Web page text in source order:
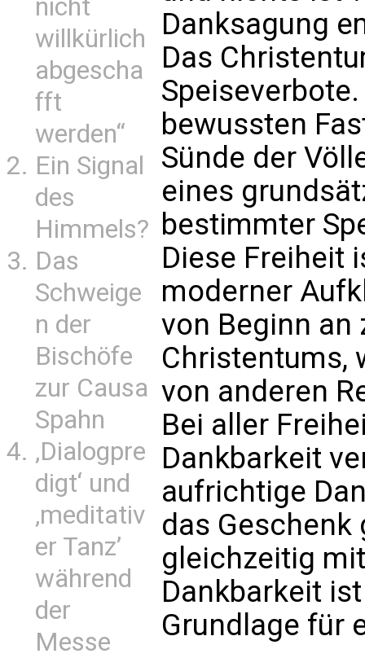
nicht
willkürlich
abgescha
fft
werden“
Ein Signal
des
Himmels?
Das
Schweige
n der
Bischöfe
zur Causa
Spahn
‚Dialogpre
digt‘ und
‚meditativ
er Tanz’
während
der
Messe
Danksagung
Das
bewussten
Sünde der
eines
bestimmter
Diese Freiheit
moderner
von Beginn an
Christentums,
von anderen
Bei aller
Dankbarkeit
aufrichtige
das Geschenk
gleichzeitig
Dankbarkeit
Grundlage für